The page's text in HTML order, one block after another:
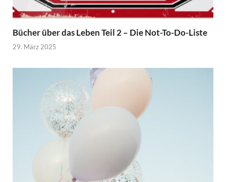
Bücher über das Leben Teil 2 – Die Not-To-Do-Liste
29. März 2025